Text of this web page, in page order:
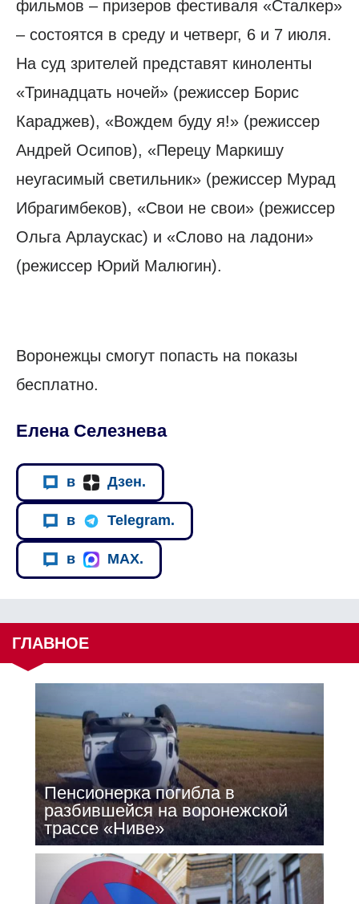
фильмов – призеров фестиваля «Сталкер»
– состоятся в среду и четверг, 6 и 7 июля.
На суд зрителей представят киноленты
«Тринадцать ночей» (режиссер Борис
Караджев), «Вождем буду я!» (режиссер
Андрей Осипов), «Перецу Маркишу
неугасимый светильник» (режиссер Мурад
Ибрагимбеков), «Свои не свои» (режиссер
Ольга Арлаускас) и «Слово на ладони»
(режиссер Юрий Малюгин).
Воронежцы смогут попасть на показы
бесплатно.
Елена Селезнева
в Дзен.
в Telegram.
в MAX.
ГЛАВНОЕ
Пенсионерка погибла в
разбившейся на воронежской
трассе «Ниве»